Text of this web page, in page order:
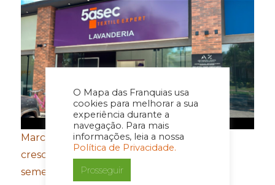
O Mapa das Franquias usa
cookies para melhorar a sua
experiência durante a
navegação. Para mais
informações, leia a nossa
Política de Privacidade.
Prosseguir
Marcas do Grupo FROTH registram
crescimento de dois dígitos no primeiro
semestre